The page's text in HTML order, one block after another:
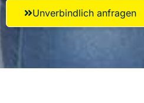
Unverbindlich anfragen